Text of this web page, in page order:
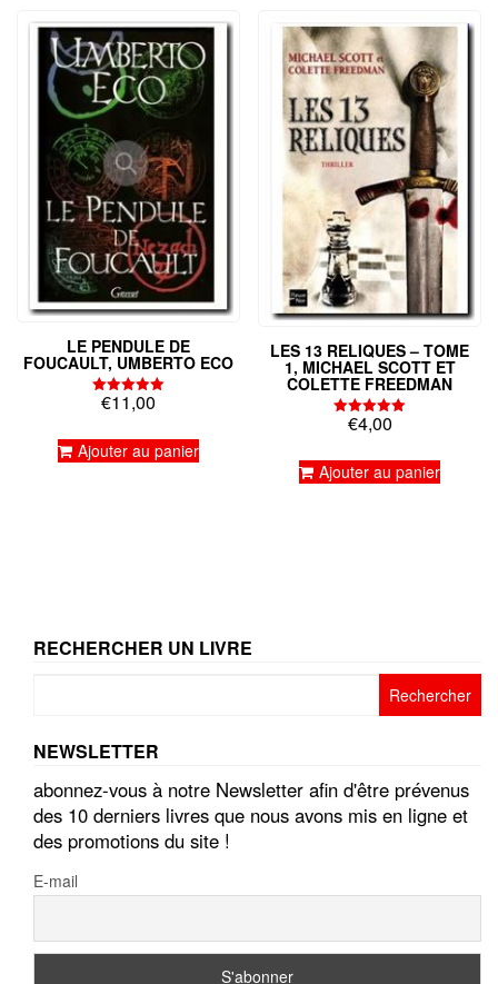
LE PENDULE DE
FOUCAULT, UMBERTO ECO
Note
5.00
€11,00
Ajouter au panier
LES 13 RELIQUES – TOME
1, MICHAEL SCOTT ET
COLETTE FREEDMAN
Note
5.00
€4,00
Ajouter au panier
RECHERCHER UN LIVRE
NEWSLETTER
abonnez-vous à notre Newsletter afin d'être prévenus
des 10 derniers livres que nous avons mis en ligne et
des promotions du site !
E-mail